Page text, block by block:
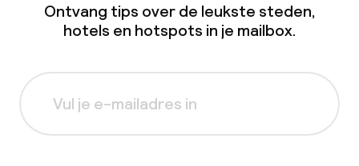
Ontvang tips over de leukste steden,
hotels en hotspots in je mailbox.